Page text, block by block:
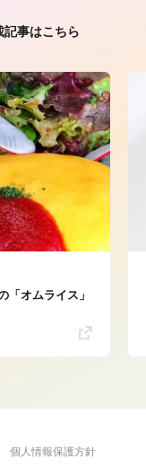
記事はこちら
「オムライス」
個人情報保護方針